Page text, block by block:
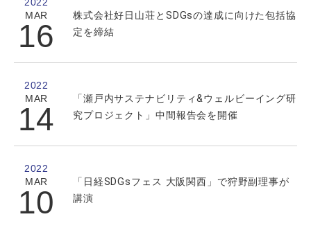
MAR
16
株式会社好日山荘とSDGsの達成に向けた包括協
定を締結
2022
MAR
14
「瀬戸内サステナビリティ&ウェルビーイング研
究プロジェクト」中間報告会を開催
2022
MAR
10
「日経SDGsフェス 大阪関西」で狩野副理事が
講演